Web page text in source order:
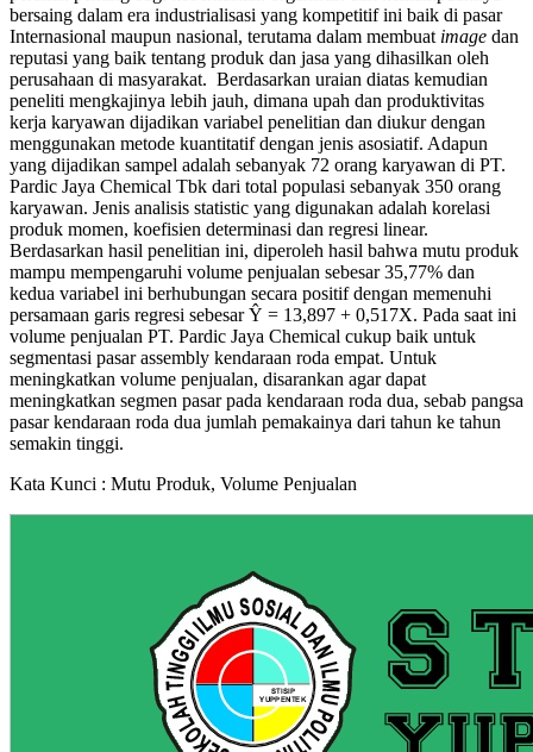
bersaing dalam era industrialisasi yang kompetitif ini baik di pasar
Internasional maupun nasional, terutama dalam membuat image dan
reputasi yang baik tentang produk dan jasa yang dihasilkan oleh
perusahaan di masyarakat. Berdasarkan uraian diatas kemudian
peneliti mengkajinya lebih jauh, dimana upah dan produktivitas
kerja karyawan dijadikan variabel penelitian dan diukur dengan
menggunakan metode kuantitatif dengan jenis asosiatif. Adapun
yang dijadikan sampel adalah sebanyak 72 orang karyawan di PT.
Pardic Jaya Chemical Tbk dari total populasi sebanyak 350 orang
karyawan. Jenis analisis statistic yang digunakan adalah korelasi
produk momen, koefisien determinasi dan regresi linear.
Berdasarkan hasil penelitian ini, diperoleh hasil bahwa mutu produk
mampu mempengaruhi volume penjualan sebesar 35,77% dan
kedua variabel ini berhubungan secara positif dengan memenuhi
persamaan garis regresi sebesar Ŷ = 13,897 + 0,517X. Pada saat ini
volume penjualan PT. Pardic Jaya Chemical cukup baik untuk
segmentasi pasar assembly kendaraan roda empat. Untuk
meningkatkan volume penjualan, disarankan agar dapat
meningkatkan segmen pasar pada kendaraan roda dua, sebab pangsa
pasar kendaraan roda dua jumlah pemakainya dari tahun ke tahun
semakin tinggi.
Kata Kunci : Mutu Produk, Volume Penjualan